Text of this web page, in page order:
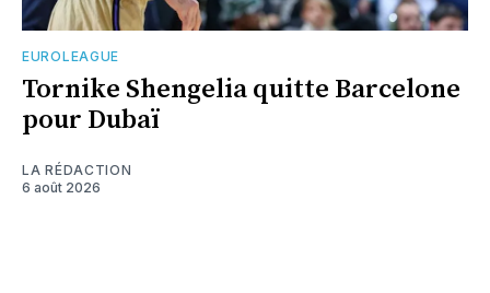
EUROLEAGUE
Tornike Shengelia quitte Barcelone
pour Dubaï
LA RÉDACTION
6 août 2026